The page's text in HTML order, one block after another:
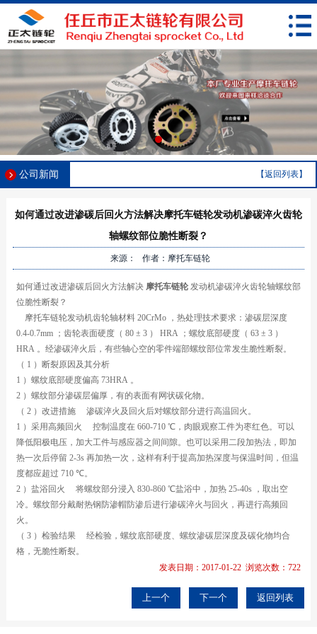
公司新闻 【返回列表】
如何通过改进渗碳后回火方法解决摩托车链轮发动机渗碳淬火齿轮
轴螺纹部位脆性断裂？
来源： 作者：摩托车链轮
如何通过改进渗碳后回火方法解决 摩托车链轮 发动机渗碳淬火齿轮轴螺纹部
位脆性断裂？
摩托车链轮发动机齿轮轴材料 20CrMo ，热处理技术要求：渗碳层深度
0.4-0.7mm ；齿轮表面硬度（ 80 ± 3 ） HRA ；螺纹底部硬度（ 63 ± 3 ）
HRA 。经渗碳淬火后，有些轴心空的零件端部螺纹部位常发生脆性断裂。
（ 1 ）断裂原因及其分析
1 ）螺纹底部硬度偏高 73HRA 。
2 ）螺纹部分渗碳层偏厚，有的表面有网状碳化物。
（ 2 ）改进措施
渗碳淬火及回火后对螺纹部分进行高温回火。
1 ）采用高频回火 控制温度在 660-710 ℃，肉眼观察工件为枣红色。可以
降低阳极电压，加大工件与感应器之间间隙。也可以采用二段加热法，即加
热一次后停留 2-3s 再加热一次，这样有利于提高加热深度与保温时间，但温
度都应超过 710 ℃。
2 ）盐浴回火 将螺纹部分浸入 830-860 ℃盐浴中，加热 25-40s ，取出空
冷。螺纹部分戴耐热钢防渗帽防渗后进行渗碳淬火与回火，再进行高频回
火。
（ 3 ）检验结果
经检验，螺纹底部硬度、螺纹渗碳层深度及碳化物均合
格，无脆性断裂。
发表日期：2017-01-22 浏览次数：722
上一个 下一个 返回列表